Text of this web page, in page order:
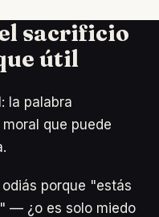
sacrificio
útil
la palabra
que puede
porque "estás
— ¿o es solo miedo